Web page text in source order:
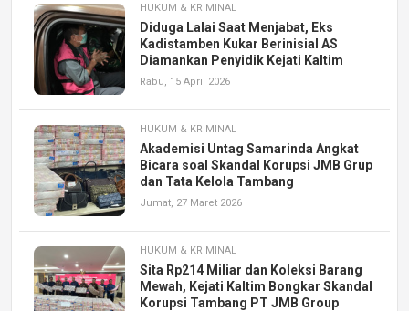
HUKUM & KRIMINAL
Diduga Lalai Saat Menjabat, Eks
Kadistamben Kukar Berinisial AS
Diamankan Penyidik Kejati Kaltim
Rabu, 15 April 2026
HUKUM & KRIMINAL
Akademisi Untag Samarinda Angkat
Bicara soal Skandal Korupsi JMB Grup
dan Tata Kelola Tambang
Jumat, 27 Maret 2026
HUKUM & KRIMINAL
Sita Rp214 Miliar dan Koleksi Barang
Mewah, Kejati Kaltim Bongkar Skandal
Korupsi Tambang PT JMB Group